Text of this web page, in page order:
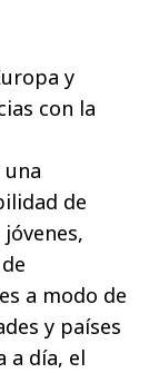
y
con la
de
jóvenes,
a modo de
y países
a día, el